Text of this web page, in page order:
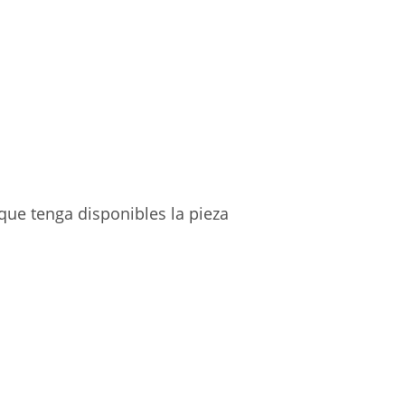
tenga disponibles la pieza